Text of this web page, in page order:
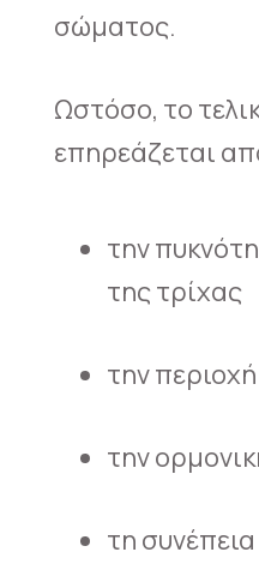
σώματος.
Ωστόσο, το
επηρεάζεται
την
της τρίχας
την
την
τη